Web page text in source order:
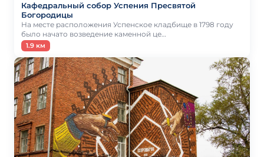
Кафедральный собор Успения Пресвятой
Богородицы
На месте расположения Успенское кладбище в 1798 году
было начато возведение каменной це…
1.9 км